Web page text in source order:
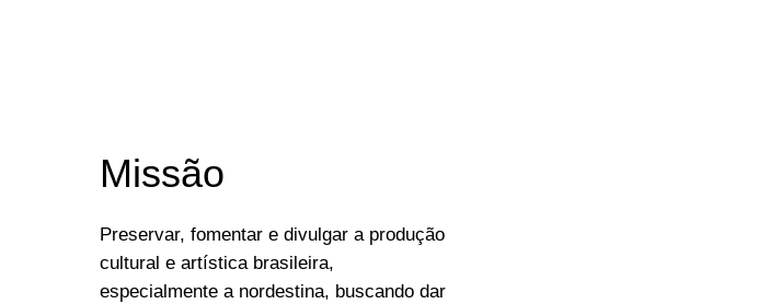
Missão
Preservar, fomentar e divulgar a produção
cultural e artística brasileira,
especialmente a nordestina, buscando dar